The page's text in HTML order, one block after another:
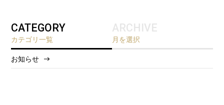
CATEGORY
カテゴリ一覧
お知らせ
ARCHIVE
月を選択